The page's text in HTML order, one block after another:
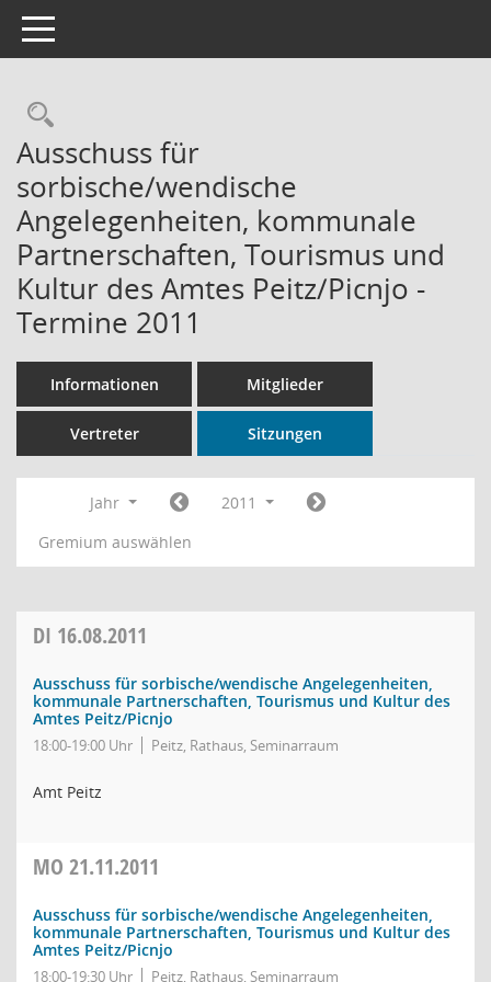
Toggle navigation
Rechercheauswahl
Ausschuss für
sorbische/wendische
Angelegenheiten, kommunale
Partnerschaften, Tourismus und
Kultur des Amtes Peitz/Picnjo -
Termine 2011
Informationen Mitglieder
Vertreter Sitzungen
Jahr
2011
Gremium auswählen
DI 16.08.2011
Ausschuss für sorbische/wendische Angelegenheiten,
kommunale Partnerschaften, Tourismus und Kultur des
Amtes Peitz/Picnjo
18:00-19:00 Uhr Peitz, Rathaus, Seminarraum
Amt Peitz
MO 21.11.2011
Ausschuss für sorbische/wendische Angelegenheiten,
kommunale Partnerschaften, Tourismus und Kultur des
Amtes Peitz/Picnjo
18:00-19:30 Uhr Peitz, Rathaus, Seminarraum